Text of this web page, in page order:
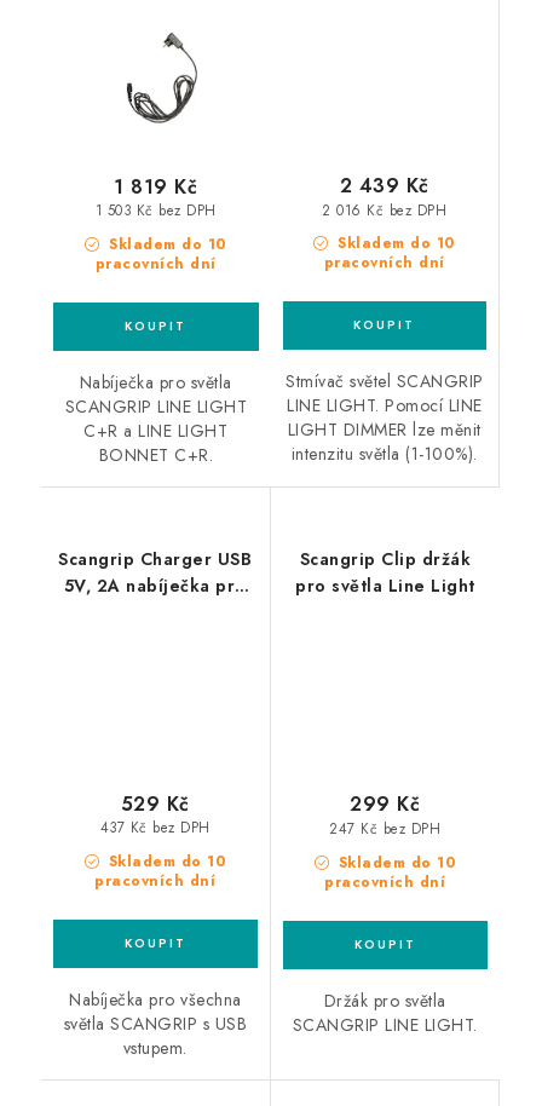
C+R
Skladem do 10
pracovních dní
1 503 Kč bez DPH
1 819 Kč
Nabíječka pro světla
SCANGRIP LINE LIGHT
C+R a LINE LIGHT
BONNET C+R.
Skladem do 10
pracovních dní
2 016 Kč bez DPH
2 439 Kč
Stmívač světel SCANGRIP
LINE LIGHT. Pomocí LINE
LIGHT DIMMER lze měnit
intenzitu světla (1-100%).
Scangrip Charger USB
5V, 2A nabíječka pro
Skladem do 10
pracovních dní
437 Kč bez DPH
529 Kč
Nabíječka pro všechna
světla SCANGRIP s USB
vstupem.
Scangrip Clip držák
pro světla Line Light
Skladem do 10
pracovních dní
247 Kč bez DPH
299 Kč
Držák pro světla
SCANGRIP LINE LIGHT.